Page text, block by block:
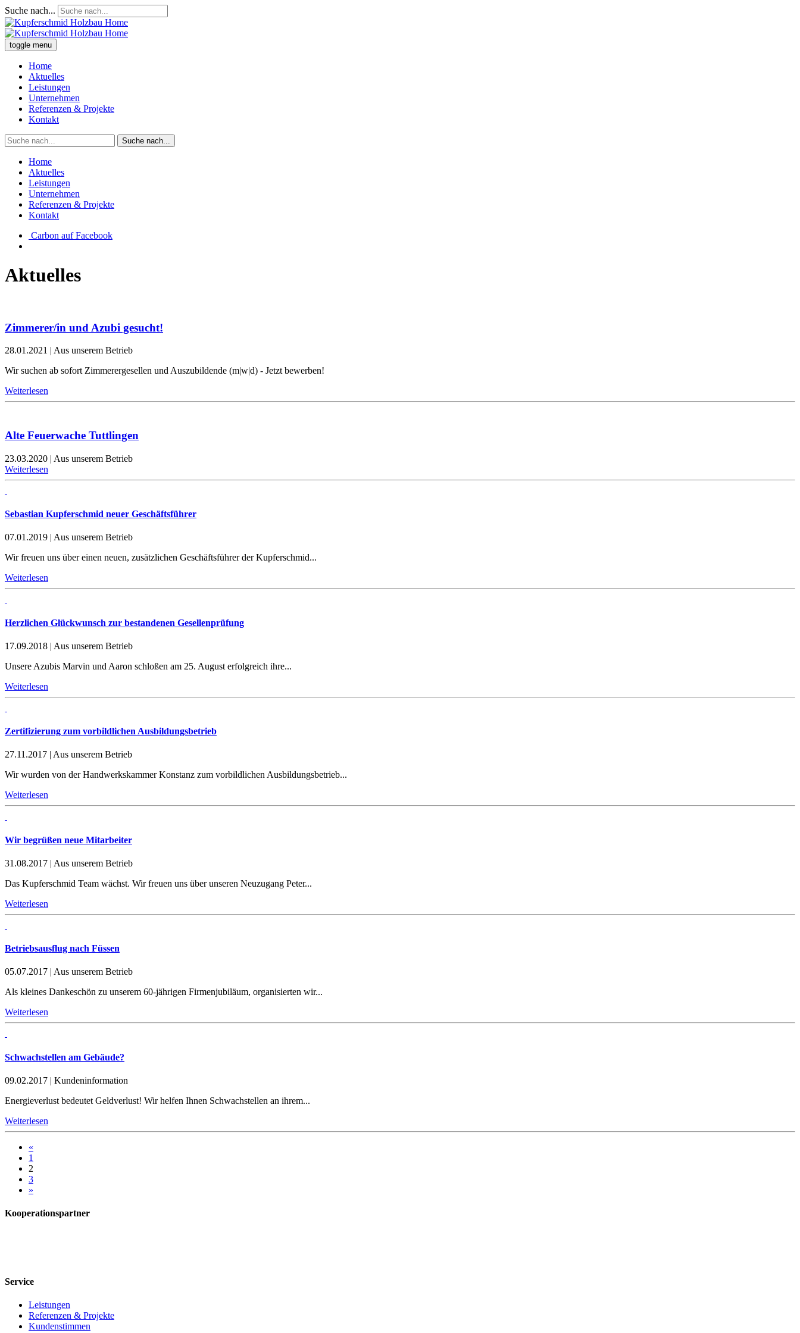
Suche nach...
toggle menu
Home
Aktuelles
Leistungen
Unternehmen
Referenzen & Projekte
Kontakt
Suche nach...
Home
Aktuelles
Leistungen
Unternehmen
Referenzen & Projekte
Kontakt
Carbon auf Facebook
Aktuelles
Zimmerer/in und Azubi gesucht!
28.01.2021 | Aus unserem Betrieb
Wir suchen ab sofort Zimmerergesellen und Auszubildende (m|w|d) - Jetzt bewerben!
Weiterlesen
Alte Feuerwache Tuttlingen
23.03.2020 | Aus unserem Betrieb
Weiterlesen
Sebastian Kupferschmid neuer Geschäftsführer
07.01.2019 | Aus unserem Betrieb
Wir freuen uns über einen neuen, zusätzlichen Geschäftsführer der Kupferschmid...
Weiterlesen
Herzlichen Glückwunsch zur bestandenen Gesellenprüfung
17.09.2018 | Aus unserem Betrieb
Unsere Azubis Marvin und Aaron schloßen am 25. August erfolgreich ihre...
Weiterlesen
Zertifizierung zum vorbildlichen Ausbildungsbetrieb
27.11.2017 | Aus unserem Betrieb
Wir wurden von der Handwerkskammer Konstanz zum vorbildlichen Ausbildungsbetrieb...
Weiterlesen
Wir begrüßen neue Mitarbeiter
31.08.2017 | Aus unserem Betrieb
Das Kupferschmid Team wächst. Wir freuen uns über unseren Neuzugang Peter...
Weiterlesen
Betriebsausflug nach Füssen
05.07.2017 | Aus unserem Betrieb
Als kleines Dankeschön zu unserem 60-jährigen Firmenjubiläum, organisierten wir...
Weiterlesen
Schwachstellen am Gebäude?
09.02.2017 | Kundeninformation
Energieverlust bedeutet Geldverlust! Wir helfen Ihnen Schwachstellen an ihrem...
Weiterlesen
«
1
2
3
»
Kooperationspartner
Service
Leistungen
Referenzen & Projekte
Kundenstimmen